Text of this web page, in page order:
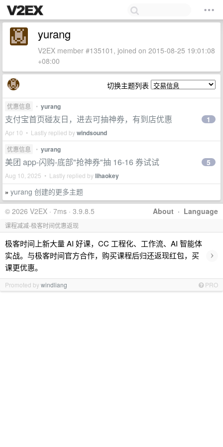
yurang
V2EX member #135101, joined on 2015-08-25 19:01:08
+08:00
切换主题列表
优惠信息 • yurang
支付宝首页碰友日，进去可抽神券，有到店优惠
Apr 10 • Lastly replied bywindsound
1
优惠信息 • yurang
美团 app-闪购-底部"抢神券"抽 16-16 券试试
Aug 10, 2025 • Lastly replied bylihaokey
5
» yurang 创建的更多主题
About · Language
© 2026 V2EX · 7ms · 3.9.8.5
课程减减-极客时间优惠返现
极客时间上新大量 AI 好课，CC 工程化、工作流、AI 智能体
实战。与极客时间官方合作，购买课程后归还返现红包，买
课更优惠。
›
Promoted bywindliang PRO